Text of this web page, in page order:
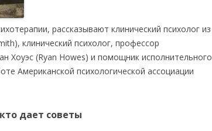
рассказывают клинический психолог из
клинический психолог, профессор
Хоуэс (Ryan Howes) и помощник исполнительного
Американской психологической ассоциации
дает советы